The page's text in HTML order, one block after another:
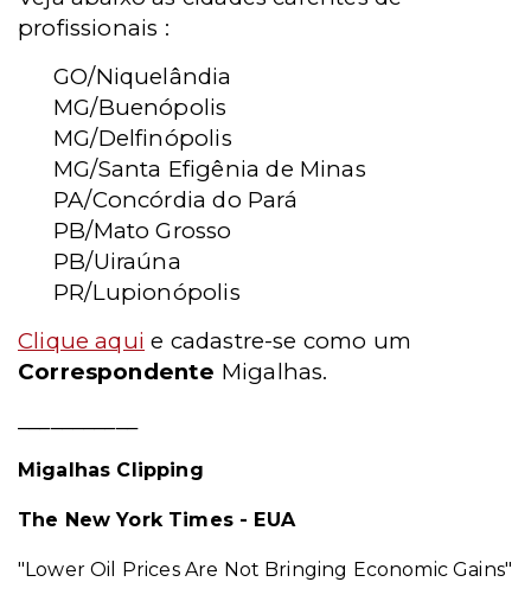
profissionais :
GO/Niquelândia
MG/Buenópolis
MG/Delfinópolis
MG/Santa Efigênia de Minas
PA/Concórdia do Pará
PB/Mato Grosso
PB/Uiraúna
PR/Lupionópolis
Clique aqui e cadastre-se como um
Correspondente Migalhas.
Migalhas Clipping
The New York Times - EUA
"Lower Oil Prices Are Not Bringing Economic Gains"